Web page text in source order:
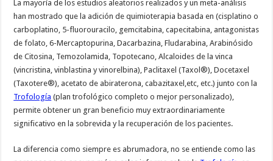
La mayoría de los estudios aleatorios realizados y un meta-análisis
han mostrado que la adición de quimioterapia basada en (cisplatino o
carboplatino, 5-fluorouracilo, gemcitabina, capecitabina, antagonistas
de folato, 6-Mercaptopurina, Dacarbazina, Fludarabina, Arabinósido
de Citosina, Temozolamida, Topotecano, Alcaloides de la vinca
(vincristina, vinblastina y vinorelbina), Paclitaxel (Taxol®), Docetaxel
(Taxotere®), acetato de abiraterona, cabazitaxel,etc, etc.) junto con la
Trofología (plan trofológico completo o mejor personalizado),
permite obtener un gran beneficio muy extraordinariamente
significativo en la sobrevida y la recuperación de los pacientes.
La diferencia como siempre es abrumadora, no se entiende como las